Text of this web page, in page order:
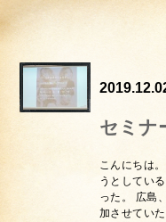
セミナ
こんにちは
うとしてい
った。 広島
加させてい